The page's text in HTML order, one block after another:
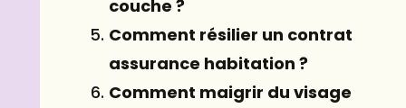
couche ?
Comment résilier un contrat
assurance habitation ?
Comment maigrir du visage